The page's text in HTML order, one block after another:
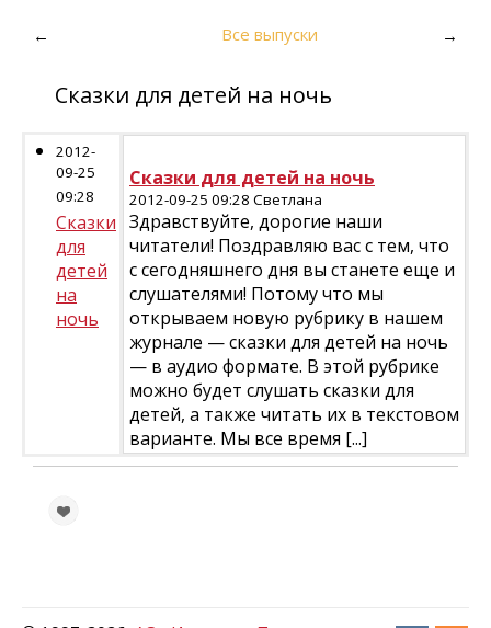
← Все выпуски →
Сказки для детей на ночь
2012-
09-25
09:28
Сказки
для
детей
на
ночь
Сказки для детей на ночь
2012-09-25 09:28 Светлана
Здравствуйте, дорогие наши
читатели! Поздравляю вас с тем, что
с сегодняшнего дня вы станете еще и
слушателями! Потому что мы
открываем новую рубрику в нашем
журнале — сказки для детей на ночь
— в аудио формате. В этой рубрике
можно будет слушать сказки для
детей, а также читать их в текстовом
варианте. Мы все время [...]